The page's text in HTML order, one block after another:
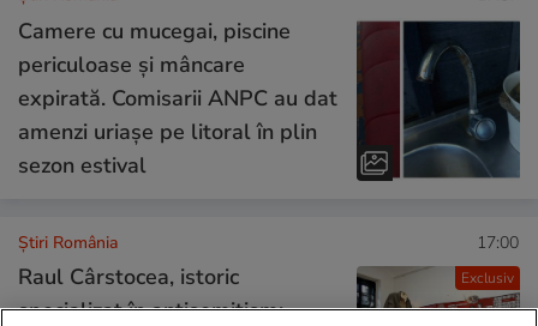
Camere cu mucegai, piscine
periculoase și mâncare
expirată. Comisarii ANPC au dat
amenzi uriașe pe litoral în plin
sezon estival
Exclusiv
Știri România 17:00
Raul Cârstocea, istoric
specializat în antisemitism: